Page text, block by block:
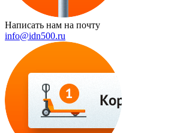
Написать нам на почту
info@idn500.ru